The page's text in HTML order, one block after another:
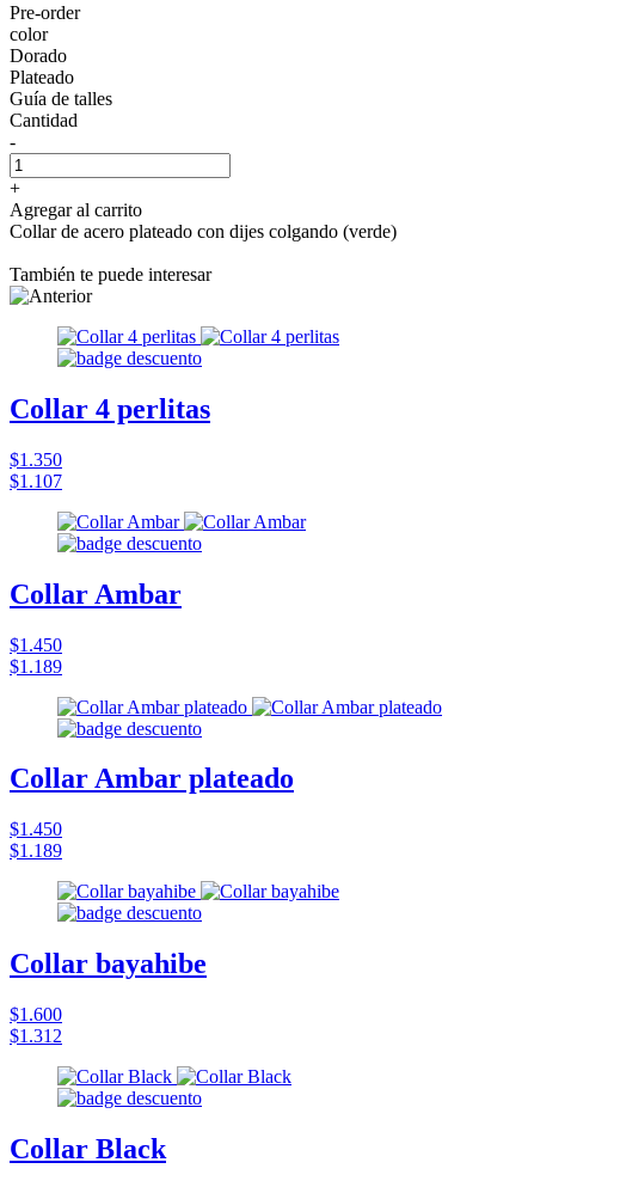
Pre-order
color
Dorado
Plateado
Guía de talles
Cantidad
-
+
Agregar al carrito
Collar de acero plateado con dijes colgando (verde)
También te puede interesar
Collar 4 perlitas
$1.350
$1.107
Collar Ambar
$1.450
$1.189
Collar Ambar plateado
$1.450
$1.189
Collar bayahibe
$1.600
$1.312
Collar Black